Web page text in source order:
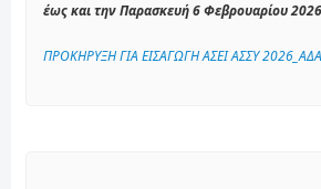
έως και την Παρασκευή 6 Φεβρουαρίου
ΠΡΟΚΗΡΥΞΗ ΓΙΑ ΕΙΣΑΓΩΓΗ ΑΣΕΙ ΑΣΣΥ